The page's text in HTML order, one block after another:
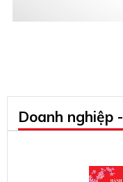
Doanh nghiệp